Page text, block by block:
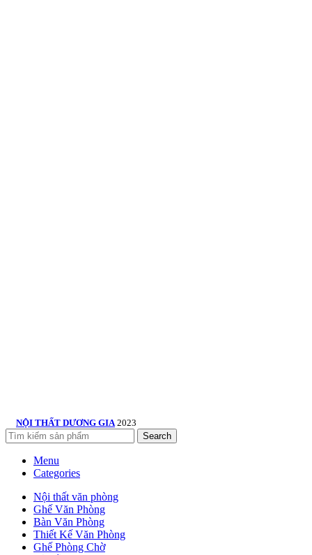
NỘI THẤT DƯƠNG GIA 2023
Search
Menu
Categories
Nội thất văn phòng
Ghế Văn Phòng
Bàn Văn Phòng
Thiết Kế Văn Phòng
Ghế Phòng Chờ